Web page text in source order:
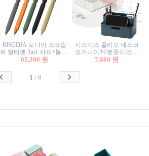
RHODIA 로디아 스크립
트 멀티펜 3in1 샤프+볼펜/
무광택 알루미늄 육각배
65,300 원
시스맥스 올리오 데스크
오거나이저/펜꽂이/소품
꽂이/소품함/정리함/수납
7,800 원
1 / 8